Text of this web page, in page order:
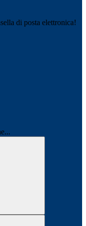
di posta elettronica!